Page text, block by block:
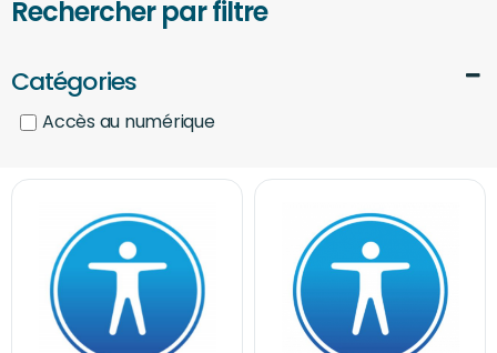
Rechercher par filtre
Catégories
Accès au numérique